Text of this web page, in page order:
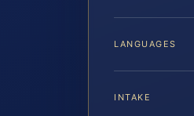
LANGUAGES
INTAKE